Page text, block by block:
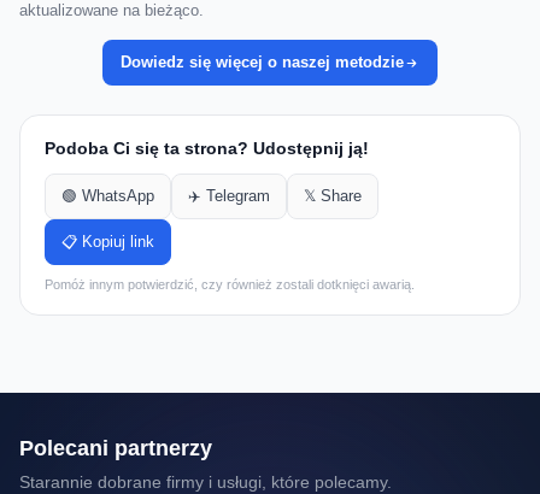
aktualizowane na bieżąco.
Dowiedz się więcej o naszej metodzie
Podoba Ci się ta strona? Udostępnij ją!
🟢 WhatsApp ✈️ Telegram 𝕏 Share
📋 Kopiuj link
Pomóż innym potwierdzić, czy również zostali dotknięci awarią.
Polecani partnerzy
Starannie dobrane firmy i usługi, które polecamy.